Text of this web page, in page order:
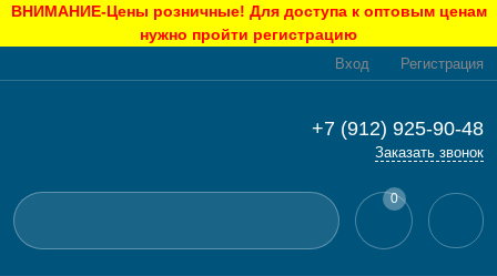
ВНИМАНИЕ-Цены розничные! Для доступа к оптовым ценам
нужно пройти регистрацию
Вход Регистрация
+7 (912) 925-90-48
Заказать звонок
0